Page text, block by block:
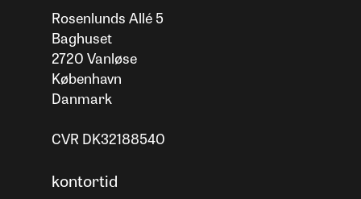
Rosenlunds Allé 5
Baghuset
2720 Vanløse
København
Danmark
CVR DK32188540
kontortid